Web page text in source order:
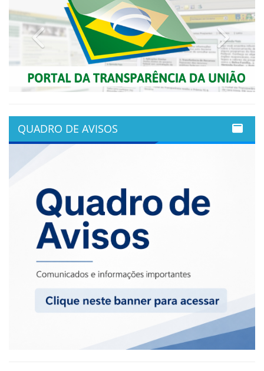
Previous Next
QUADRO DE AVISOS